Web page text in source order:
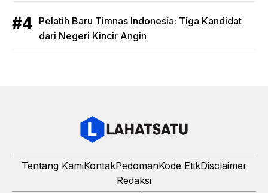
Pelatih Baru Timnas Indonesia: Tiga Kandidat
dari Negeri Kincir Angin
Tentang KamiKontakPedomanKode EtikDisclaimer
Redaksi